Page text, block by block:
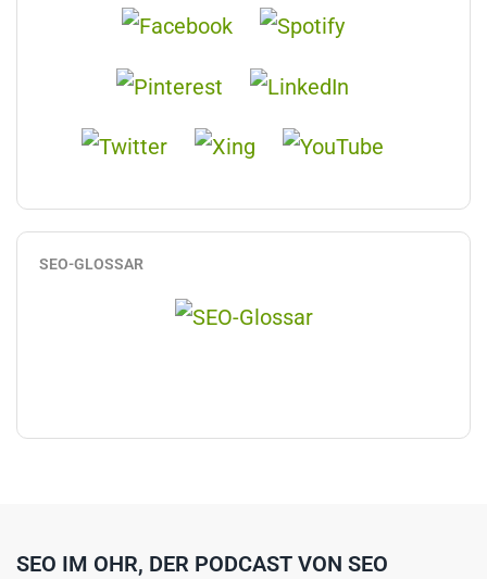
SEO-GLOSSAR
SEO IM OHR, DER PODCAST VON SEO